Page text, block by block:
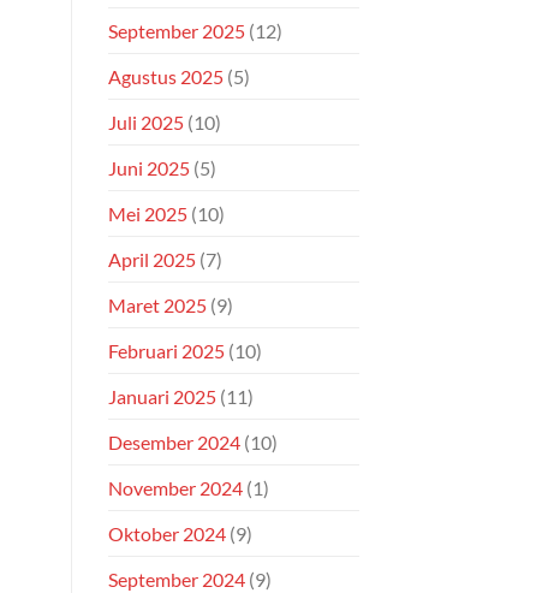
September 2025 (12)
Agustus 2025 (5)
Juli 2025 (10)
Juni 2025 (5)
Mei 2025 (10)
April 2025 (7)
Maret 2025 (9)
Februari 2025 (10)
Januari 2025 (11)
Desember 2024 (10)
November 2024 (1)
Oktober 2024 (9)
September 2024 (9)